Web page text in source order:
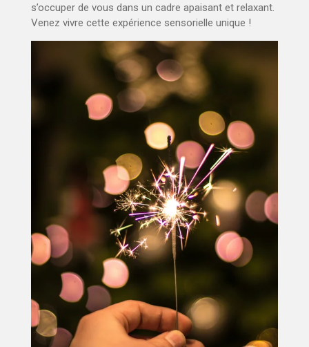
s’occuper de vous dans un cadre apaisant et relaxant.
Venez vivre cette expérience sensorielle unique !